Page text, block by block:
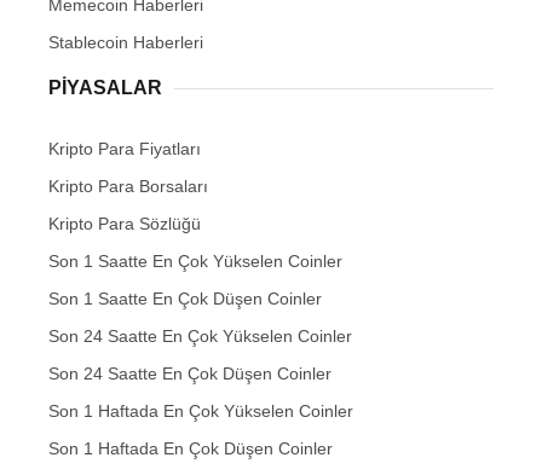
Memecoin Haberleri
Stablecoin Haberleri
PIYASALAR
Kripto Para Fiyatları
Kripto Para Borsaları
Kripto Para Sözlüğü
Son 1 Saatte En Çok Yükselen Coinler
Son 1 Saatte En Çok Düşen Coinler
Son 24 Saatte En Çok Yükselen Coinler
Son 24 Saatte En Çok Düşen Coinler
Son 1 Haftada En Çok Yükselen Coinler
Son 1 Haftada En Çok Düşen Coinler